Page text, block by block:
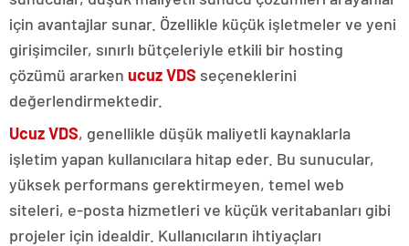
için avantajlar sunar. Özellikle küçük işletmeler ve yeni
girişimciler, sınırlı bütçeleriyle etkili bir hosting
çözümü ararken ucuz VDS seçeneklerini
değerlendirmektedir.
Ucuz VDS, genellikle düşük maliyetli kaynaklarla
işletim yapan kullanıcılara hitap eder. Bu sunucular,
yüksek performans gerektirmeyen, temel web
siteleri, e-posta hizmetleri ve küçük veritabanları gibi
projeler için idealdir. Kullanıcıların ihtiyaçları